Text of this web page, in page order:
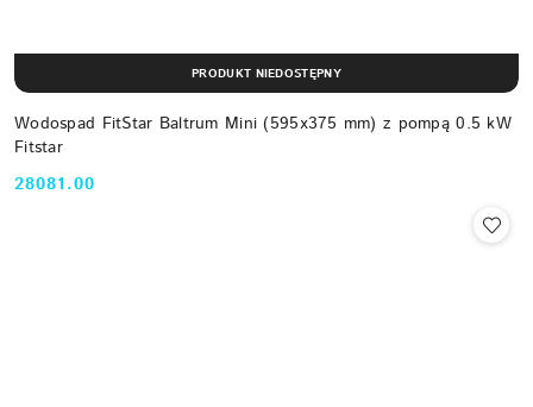
Wodospad FitStar Baltrum Mini (595x375 mm) z pompą 0.5 kW
Fitstar
Cena:
28081.00
PRODUKT NIEDOSTĘPNY